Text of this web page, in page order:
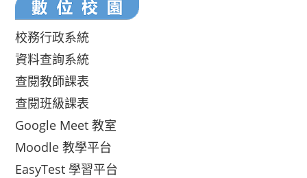
校務行政系統
資料查詢系統
查閱教師課表
查閱班級課表
Google Meet 教室
Moodle 教學平台
EasyTest 學習平台